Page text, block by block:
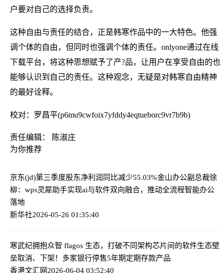
户要对自己的选择负责。
这种自由与责任的结合，正是韩寒作品中的一大特色。他强
调个体的自由，但同时也强调个体的责任。onlyone通过在线
下载平台，将这种思想赋予了产?品，让用户在享受自由的也
能够认识到自己的责任。这种观念，无疑是对韩寒自由精神
的最好诠释。
校对：罗昌平(p6mu9cwfoix7yfddy4eqtueborc9vr7b9b)
责任编辑： 陈淑庄
为你推荐
京东(jd)第三季度股东净利润同比减少55.03%金山办公副总裁徐
柳：wps灵犀助手实现ai与软件双向融合，推动全流程智能办公
落地
新华社2026-05-26 01:35:40
寒武纪拥抱众智 flagos 生态，打破不同架构芯片间的软件生态壁
垒取消、下架！多家银行停售5年期定期存款产品
香港文汇网2026-06-04 03:52:40